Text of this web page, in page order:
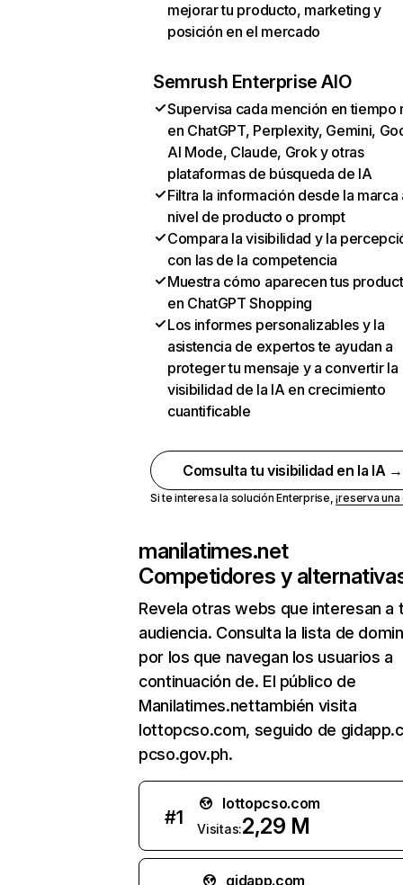
mejorar tu producto, marketing y
posición en el mercado
Semrush Enterprise AIO
Supervisa cada mención en tiempo
en ChatGPT, Perplexity, Gemini,
AI Mode, Claude, Grok y otras
plataformas de búsqueda de IA
Filtra la información desde la marca
nivel de producto o prompt
Compara la visibilidad y la
con las de la competencia
Muestra cómo aparecen tus
en ChatGPT Shopping
Los informes personalizables y la
asistencia de expertos te ayudan a
proteger tu mensaje y a convertir la
visibilidad de la IA en crecimiento
cuantificable
Comsulta tu visibilidad en la IA →
Si te interesa la solución Enterprise,¡reserva
manilatimes.net
Competidores y
Revela otras webs que interesan a
audiencia. Consulta la lista de
por los que navegan los usuarios a
continuación de. El público de
Manilatimes.nettambién visita
lottopcso.com, seguido de
pcso.gov.ph.
#1
lottopcso.com
Visitas:2,29 M
gidapp.com